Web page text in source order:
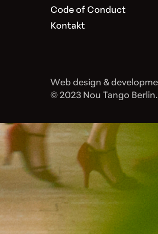
Code of Conduct
Kontakt
Web design &
© 2023 Nou Tango Berlin.